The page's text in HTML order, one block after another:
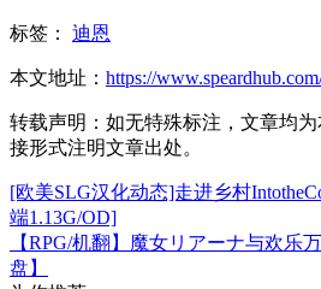
标签： 迪恩
本文地址： https://
转载声明： 如无特殊标注，文章均
接形式注明文章出处。
[欧美SLG汉化动态]走进乡村
端1.13G/OD]
【RPG/机翻】魔女リアーナ与欢乐
盘】